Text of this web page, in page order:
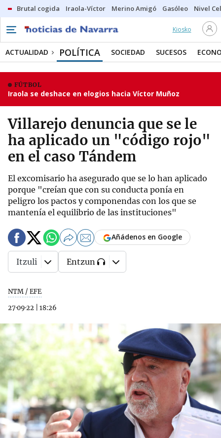
Brutal cogida Iraola-Víctor Merino Amigó Gasóleo Nivel
Kiosko
ACTUALIDAD POLÍTICA SOCIEDAD SUCESOS
FÚTBOL
Iraola se deshace en elogios hacia Víctor Muñoz
Villarejo denuncia que se le
ha aplicado un "código rojo"
en el caso Tándem
El excomisario ha asegurado que se lo han aplicado
porque "creían que con su conducta ponía en
peligro los pactos y componendas con los que se
mantenía el equilibrio de las instituciones"
NTM / EFE
27·09·22
18:26
Añádenos en Google
Itzuli Entzun